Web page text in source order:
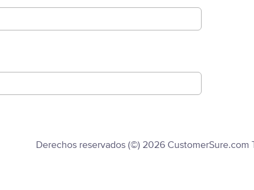
Derechos reservados (©) 2026 CustomerSure.com